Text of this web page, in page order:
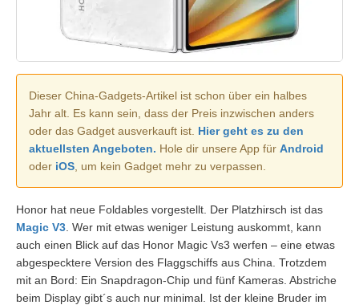
Dieser China-Gadgets-Artikel ist schon über ein halbes
Jahr alt. Es kann sein, dass der Preis inzwischen anders
oder das Gadget ausverkauft ist. Hier geht es zu den
aktuellsten Angeboten. Hole dir unsere App für Android
oder iOS , um kein Gadget mehr zu verpassen.
Honor hat neue Foldables vorgestellt. Der Platzhirsch ist das
Magic V3 . Wer mit etwas weniger Leistung auskommt, kann
auch einen Blick auf das Honor Magic Vs3 werfen – eine etwas
abgespecktere Version des Flaggschiffs aus China. Trotzdem
mit an Bord: Ein Snapdragon-Chip und fünf Kameras. Abstriche
beim Display gibt´s auch nur minimal. Ist der kleine Bruder im